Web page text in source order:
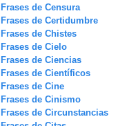
Frases de Censura
Frases de Certidumbre
Frases de Chistes
Frases de Cielo
Frases de Ciencias
Frases de Científicos
Frases de Cine
Frases de Cinismo
Frases de Circunstancias